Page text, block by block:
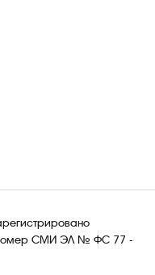
номер СМИ ЭЛ № ФС 77 -